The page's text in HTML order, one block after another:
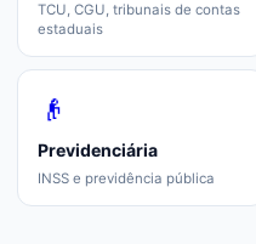
TCU, CGU, tribunais de contas
estaduais
👴
Previdenciária
INSS e previdência pública